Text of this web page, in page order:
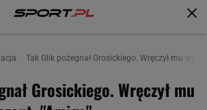
Tak Glik pożegnał Grosickiego. Wręczył mu
Grosickiego. Wręczył mu